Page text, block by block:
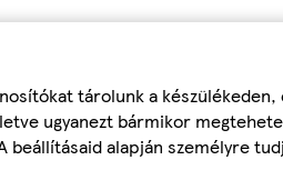
tárolunk a
ugyanezt bármikor
alapján személyre